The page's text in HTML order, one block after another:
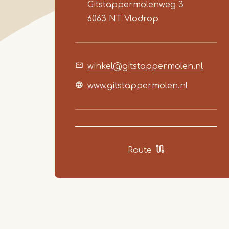
Gitstappermolenweg 3
6063 NT Vlodrop
winkel@gitstappermolen.nl
www.gitstappermolen.nl
Route